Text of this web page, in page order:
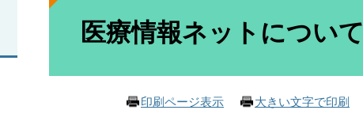
医療情報ネットについて
印刷ページ表示 大きい文字で印刷